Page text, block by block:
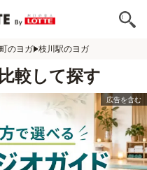
のヨガ 枝川駅のヨガ
較して探す